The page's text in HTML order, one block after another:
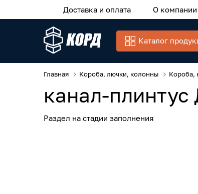
Доставка и оплата О компании
Каталог
Главная Короба, лючки, колонны Короба,
канал-
Раздел на стадии заполнения